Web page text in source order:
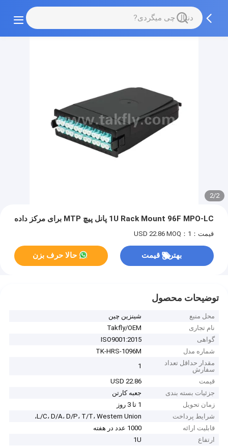
2/2
1U Rack Mount 96F MPO-LC پانل پیچ MTP برای مرکز داده
قیمت：USD 22.86 MOQ：1
بهترین قیمت حالا حرف بزن
توضیحات محصول
محل منبع
شينزين چين
نام تجاری
Takfly/OEM
گواهی
ISO9001:2015
شماره مدل
TK-HRS-1096M
مقدار حداقل تعداد
سفارش
1
قیمت
USD 22.86
جزئیات بسته بندی
جعبه کارتن
زمان تحویل
1 تا 3 روز
شرایط پرداخت
L/C، D/A، D/P، T/T، Western Union،
قابلیت ارائه
1000 عدد در هفته
ارتفاع
1U